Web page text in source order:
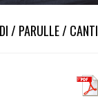
/ PARULLE / CANTI